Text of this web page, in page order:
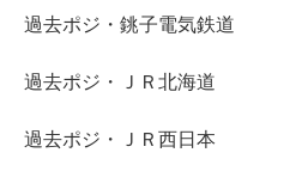
過去ポジ・銚子電気鉄道
過去ポジ・ＪＲ北海道
過去ポジ・ＪＲ西日本